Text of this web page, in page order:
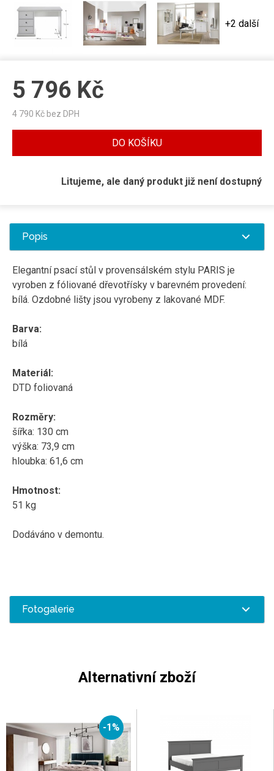
+2 další
5 796 Kč
4 790 Kč bez DPH
DO KOŠÍKU
Litujeme, ale daný produkt již není dostupný
Popis
Elegantní psací stůl v provensálském stylu PARIS je
vyroben z fóliované dřevotřísky v barevném provedení:
bílá. Ozdobné lišty jsou vyrobeny z lakované MDF.
Barva:
bílá
Materiál:
DTD foliovaná
Rozměry:
šířka: 130 cm
výška: 73,9 cm
hloubka: 61,6 cm
Hmotnost:
51 kg
Dodáváno v demontu.
Fotogalerie
Alternativní zboží
-1%